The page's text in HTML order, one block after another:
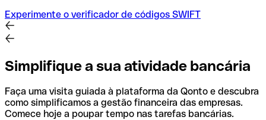
Experimente o verificador de códigos SWIFT
Simplifique a sua atividade bancária
Faça uma visita guiada à plataforma da Qonto e descubra
como simplificamos a gestão financeira das empresas.
Comece hoje a poupar tempo nas tarefas bancárias.